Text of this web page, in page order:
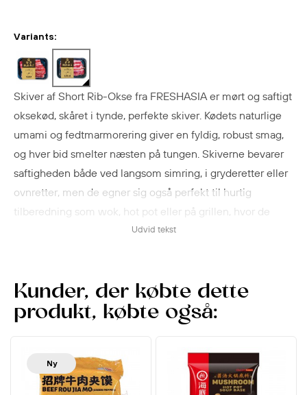
Variants:
Skiver af Short Rib-Okse fra FRESHASIA er mørt og saftigt
oksekød, skåret i tynde, perfekte skiver. Kødets naturlige
umami og fedtmarmorering giver en fyldig, robust smag,
og hver bid smelter næsten på tungen. Skiverne bevarer
saftigheden både ved langsom simring, i gryderetter eller
ovnretter, men de egner sig også perfekt til hurtig
tilberedning som wok, hot pot eller på grillen, hvor de
hurtigt får en sprød kant og intens smag. Den naturlige
både hverdagsmiddage og festmåltider med en saftig,
aromatisk og smagsfuld oplevelse i hver bid.
Udvid tekst
Kunder, der købte dette
produkt, købte også:
Ny